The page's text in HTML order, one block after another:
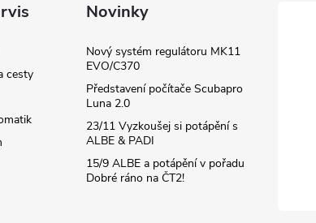
cesty
Novinky
Nový systém regulátoru MK11
EVO/C370
Představení počítače Scubapro
Luna 2.0
23/11 Vyzkoušej si potápění s
ALBE & PADI
15/9 ALBE a potápění v pořadu
Dobré ráno na ČT2!